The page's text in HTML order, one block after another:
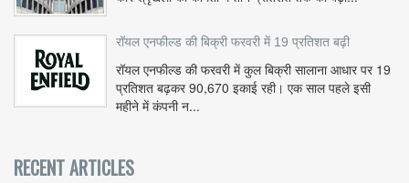
रॉयल एनफील्ड की बिक्री फरवरी में 19 प्रतिशत बढ़ी
रॉयल एनफील्ड की फरवरी में कुल बिक्री सालाना आधार पर 19
प्रतिशत बढ़कर 90,670 इकाई रही। एक साल पहले इसी
महीने में कंपनी न...
RECENT ARTICLES